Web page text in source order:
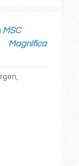
MSC
Magnifica